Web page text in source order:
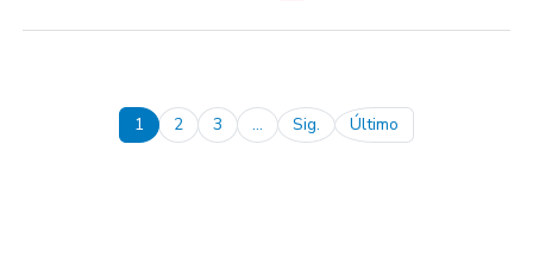
Pagination
1 2 3 … Sig.Next page
ÚltimoLast page